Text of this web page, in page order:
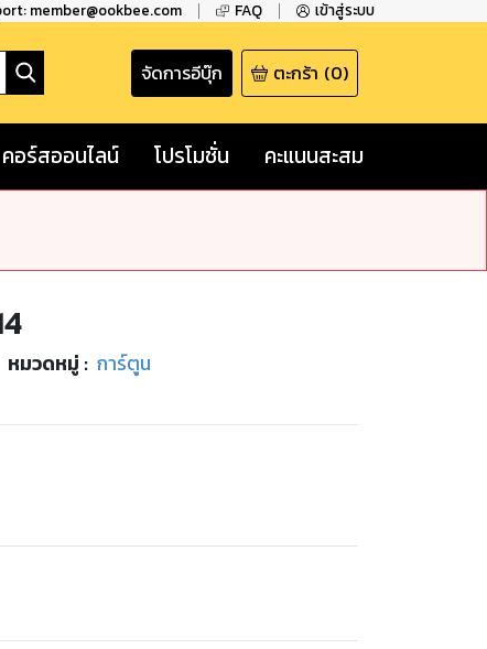
member@ookbee.com FAQ เข้าสู่ระบบ
จัดการอีบุ๊ก ตะกร้า (0)
คอร์สออนไลน์ โปรโมชั่น คะแนนสะสม
หมวดหมู่ : การ์ตูน